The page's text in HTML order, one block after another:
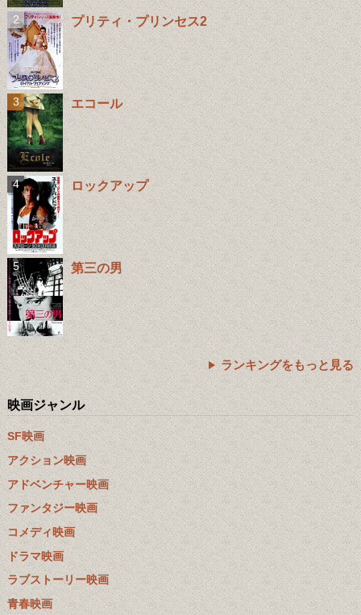
プリティ・プリンセス2
エコール
ロックアップ
第三の男
ランキングをもっと見る
映画ジャンル
SF映画
アクション映画
アドベンチャー映画
ファンタジー映画
コメディ映画
ドラマ映画
ラブストーリー映画
青春映画